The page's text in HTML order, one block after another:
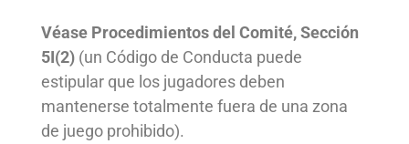
Véase Procedimientos del Comité,Sección
5I(2) (un Código de Conducta puede
estipular que los jugadores deben
mantenerse totalmente fuera de una zona
de juego prohibido).